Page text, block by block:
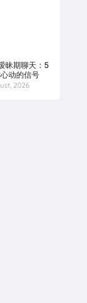
昧期聊天：5
动的信号
2026